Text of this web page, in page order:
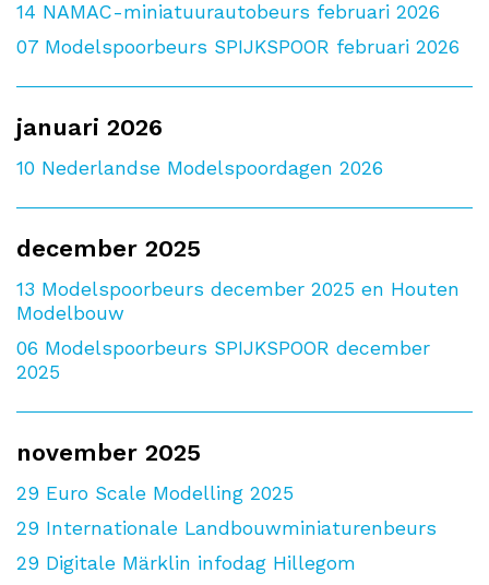
14 NAMAC-miniatuurautobeurs februari 2026
07 Modelspoorbeurs SPIJKSPOOR februari 2026
januari 2026
10 Nederlandse Modelspoordagen 2026
december 2025
13 Modelspoorbeurs december 2025 en Houten
Modelbouw
06 Modelspoorbeurs SPIJKSPOOR december
2025
november 2025
29 Euro Scale Modelling 2025
29 Internationale Landbouwminiaturenbeurs
29 Digitale Märklin infodag Hillegom